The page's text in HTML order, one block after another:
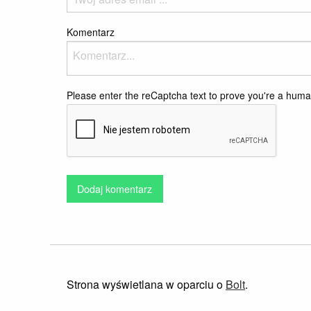
Komentarz
Please enter the reCaptcha text to prove you're a
Dodaj komentarz
Strona wyświetlana w oparciu o Bolt.